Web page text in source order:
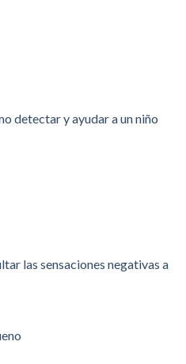
detectar y ayudar a un niño
las sensaciones negativas a